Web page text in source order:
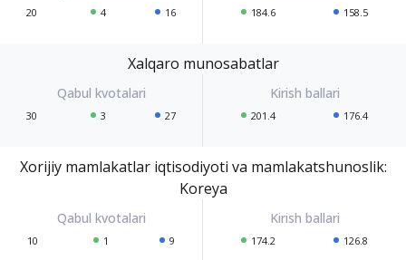
20 4 16 184.6 158.5
Xalqaro munosabatlar
30 3 27 201.4 176.4
Xorijiy mamlakatlar iqtisodiyoti va mamlakatshunoslik:
Koreya
10 1 9 174.2 126.8